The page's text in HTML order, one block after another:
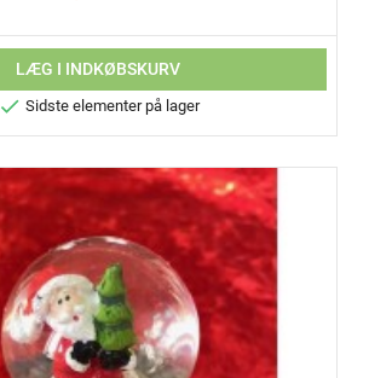
LÆG I INDKØBSKURV
 Sidste elementer på lager